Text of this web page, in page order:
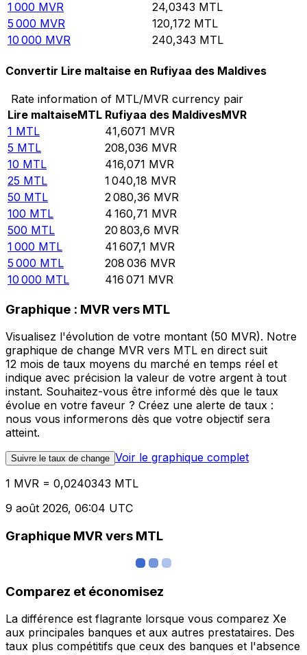
1 000 MVR 24,0343 MTL
5 000 MVR 120,172 MTL
10 000 MVR 240,343 MTL
Convertir Lire maltaise en Rufiyaa des Maldives
Rate information of MTL/MVR currency pair
Lire maltaiseMTL Rufiyaa des MaldivesMVR
1 MTL 41,6071 MVR
5 MTL 208,036 MVR
10 MTL 416,071 MVR
25 MTL 1 040,18 MVR
50 MTL 2 080,36 MVR
100 MTL 4 160,71 MVR
500 MTL 20 803,6 MVR
1 000 MTL 41 607,1 MVR
5 000 MTL 208 036 MVR
10 000 MTL 416 071 MVR
Graphique : MVR vers MTL
Visualisez l'évolution de votre montant (50 MVR). Notre
graphique de change MVR vers MTL en direct suit
12 mois de taux moyens du marché en temps réel et
indique avec précision la valeur de votre argent à tout
instant. Souhaitez-vous être informé dès que le taux
évolue en votre faveur ? Créez une alerte de taux :
nous vous informerons dès que votre objectif sera
atteint.
Suivre le taux de change Voir le graphique complet
1 MVR = 0,0240343 MTL
9 août 2026, 06:04 UTC
Graphique MVR vers MTL
Comparez et économisez
La différence est flagrante lorsque vous comparez Xe
aux principales banques et aux autres prestataires. Des
taux plus compétitifs que ceux des banques et l'absence